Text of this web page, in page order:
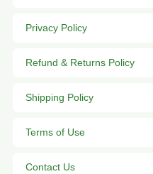
Privacy Policy
Refund & Returns Policy
Shipping Policy
Terms of Use
Contact Us